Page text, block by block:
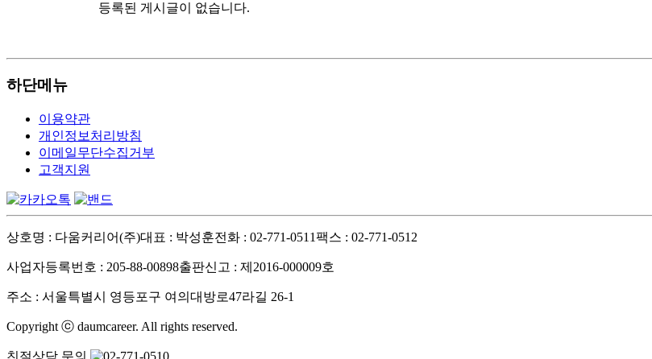
등록된 게시글이 없습니다.
하단메뉴
이용약관
개인정보처리방침
이메일무단수집거부
고객지원
상호명 : 다움커리어(주)대표 : 박성훈전화 : 02-771-0511팩스 : 02-771-0512
사업자등록번호 : 205-88-00898출판신고 : 제2016-000009호
주소 : 서울특별시 영등포구 여의대방로47라길 26-1
Copyright ⓒ daumcareer. All rights reserved.
친절상담 문의